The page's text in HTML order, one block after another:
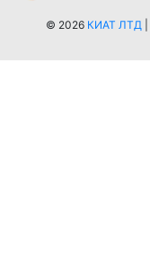
© 2026 КИАТ ЛТД